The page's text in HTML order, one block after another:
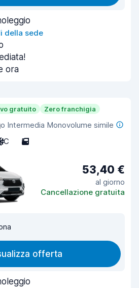
della sede
ora
gratuito Zero franchigia
o Intermedia Monovolume simile
C 5
53,40 €
al giorno
Cancellazione gratuita
offerta